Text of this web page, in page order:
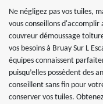
Ne négligez pas vos tuiles,
vous conseillons d'accomplir
couvreur démoussage
vos besoins à Bruay Sur L
équipes connaissent
puisqu’elles possèdent des
conseillent sans fin pour
conserver vos tuiles.